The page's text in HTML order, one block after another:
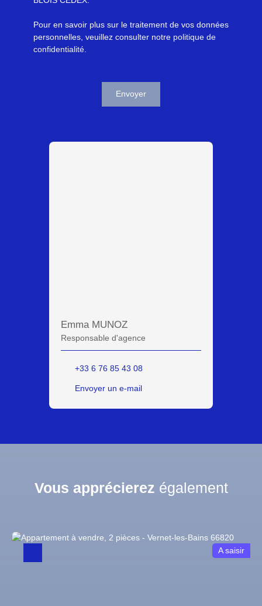
Pour en savoir plus sur le traitement de vos données
personnelles, veuillez consulter notre politique de
confidentialité
Envoyer
Emma MUNOZ
Responsable d'agence
+33 6 76 85 43 08
Envoyer un e-mail
Vous apprécierez également
A saisir